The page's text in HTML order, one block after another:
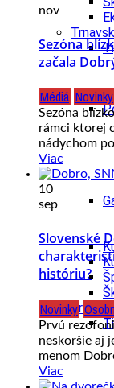
nov
Sezóna
začala
Médiá Novinky
Sezóna
rámci ktorej
nádychom
Viac
10
sep
Slovenské
históriu?
Novinky
Prvú
neskoršie aj
menom
Viac